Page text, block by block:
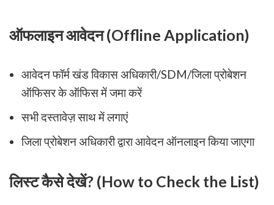
ऑफलाइन आवेदन (Offline Application)
आवेदन फॉर्म खंड विकास अधिकारी/SDM/जिला प्रोबेशन
ऑफिसर के ऑफिस में जमा करें
सभी दस्तावेज़ साथ में लगाएं
जिला प्रोबेशन अधिकारी द्वारा आवेदन ऑनलाइन किया जाएगा
लिस्ट कैसे देखें? (How to Check the List)